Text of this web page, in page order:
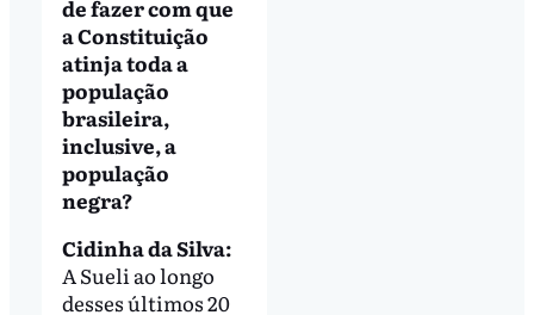
de fazer com que
a Constituição
atinja toda a
população
brasileira,
inclusive, a
população
negra?
Cidinha da Silva:
A Sueli ao longo
desses últimos 20